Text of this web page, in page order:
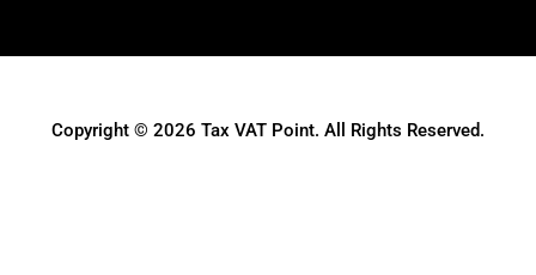
Copyright © 2026 Tax VAT Point. All Rights Reserved.